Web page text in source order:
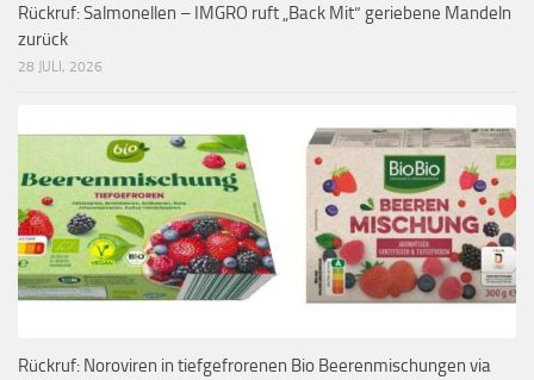
Rückruf: Salmonellen – IMGRO ruft „Back Mit“ geriebene Mandeln
zurück
28 JULI, 2026
Rückruf: Noroviren in tiefgefrorenen Bio Beerenmischungen via